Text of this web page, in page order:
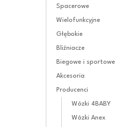
Spacerowe
Wielofunkcyjne
Głębokie
Bliźniacze
Biegowe i sportowe
Akcesoria
Producenci
Wózki 4BABY
Wózki Anex